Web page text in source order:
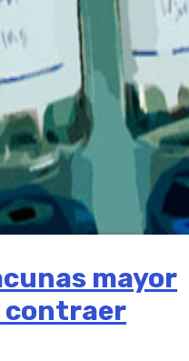
mayor
contraer